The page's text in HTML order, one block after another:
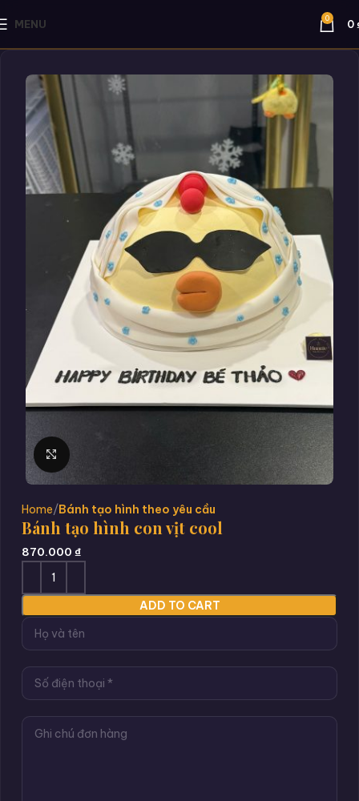
MENU 0 0
Click to enlarge
Home Bánh tạo hình theo yêu cầu
Bánh tạo hình con vịt cool
870.000 ₫
ADD TO CART